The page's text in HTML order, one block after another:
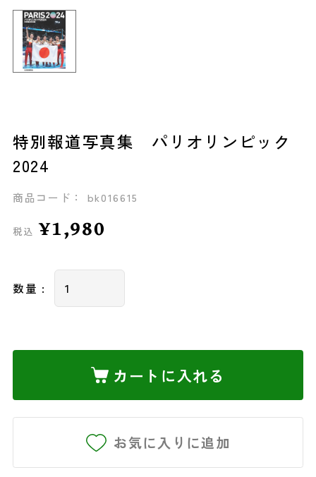
特別報道写真集 パリオリンピック
2024
商品コード： bk016615
税込 ¥1,980
数量 :
カートに入れる
お気に入りに追加